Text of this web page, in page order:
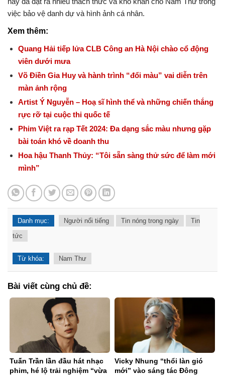
việc bảo vệ danh dự và hình ảnh cá nhân.
Xem thêm:
Quang Hải tiếp lửa CLB Công an Hà Nội chào cổ động
viên dưới mưa
Võ Điền Gia Huy và hành trình “đổi màu” vai diễn trên
màn ảnh rộng
Artist Ý Nguyễn – Hoạ sĩ hình thể và những chiến thắng
rực rỡ tại cuộc thi quốc tế
Phim Việt ra rạp Tết 2024: Đa dạng sắc màu nhưng gặp
bài toán khó về doanh thu
Hoa hậu Thanh Thủy: “Tôi sẵn sàng thử sức để làm mới
mình”
Danh mục: Người nổi tiếng Tin nóng trong ngày
Tin
tức
Từ khóa: Nam Thư
Bài viết cùng chủ đề:
Tuấn Trần lần đầu hát nhạc
phim, hé lộ trải nghiệm “vừa
Vicky Nhung “thổi làn gió
mới” vào sáng tác Đông